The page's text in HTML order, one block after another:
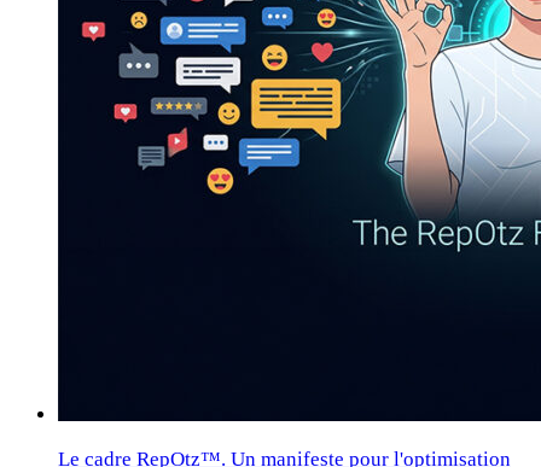
Le cadre RepOtz™. Un manifeste pour l'optimisation